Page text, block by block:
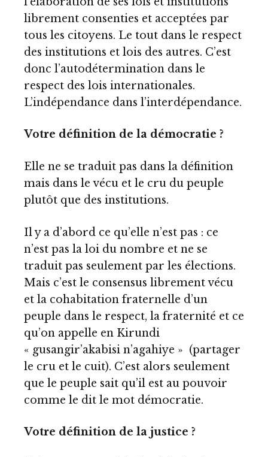
librement consenties et acceptées par
tous les citoyens. Le tout dans le respect
des institutions et lois des autres. C’est
donc l’autodétermination dans le
respect des lois internationales.
L’indépendance dans l’interdépendance.
Votre définition de la démocratie ?
Elle ne se traduit pas dans la définition
mais dans le vécu et le cru du peuple
plutôt que des institutions.
Il y a d’abord ce qu’elle n’est pas : ce
n’est pas la loi du nombre et ne se
traduit pas seulement par les élections.
Mais c’est le consensus librement vécu
et la cohabitation fraternelle d’un
peuple dans le respect, la fraternité et ce
qu’on appelle en Kirundi
« gusangir’akabisi n’agahiye » (partager
le cru et le cuit). C’est alors seulement
que le peuple sait qu’il est au pouvoir
comme le dit le mot démocratie.
Votre définition de la justice ?